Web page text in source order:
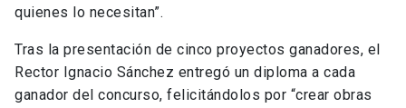
quienes lo necesitan”.
Tras la presentación de cinco proyectos ganadores, el
Rector Ignacio Sánchez entregó un diploma a cada
ganador del concurso, felicitándolos por “crear obras